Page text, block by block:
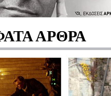
ΑΡΘΡΑ